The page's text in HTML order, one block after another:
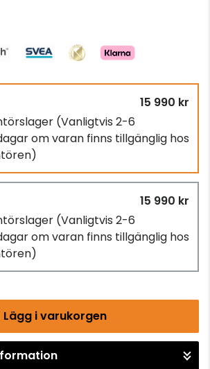
15 990 kr
(Vanligtvis 2-6
om varan finns tillgänglig hos
15 990 kr
(Vanligtvis 2-6
om varan finns tillgänglig hos
Lägg i varukorgen
Gå till kassan